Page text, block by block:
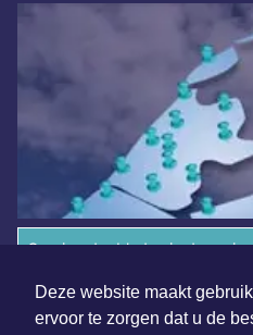
Deze website maakt
ervoor te zorgen dat u de
Overige dagbladen in de regio
Algemene voorwaarden